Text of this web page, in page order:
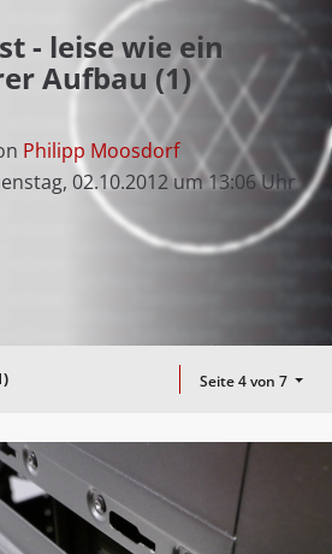
- leise wie ein
Aufbau (1)
Philipp Moosdorf
02.10.2012 um 13:06 Uhr
Seite 4 von 7